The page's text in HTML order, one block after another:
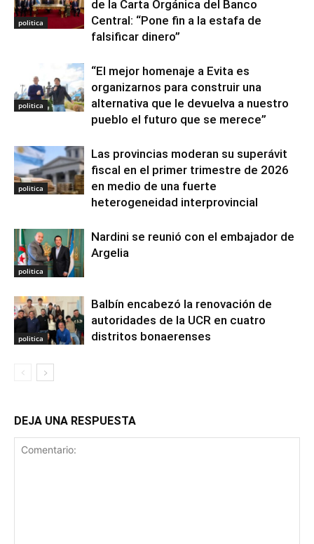
politica
de la Carta Orgánica del Banco
Central: “Pone fin a la estafa de
falsificar dinero”
politica
“El mejor homenaje a Evita es
organizarnos para construir una
alternativa que le devuelva a nuestro
pueblo el futuro que se merece”
politica
Las provincias moderan su superávit
fiscal en el primer trimestre de 2026
en medio de una fuerte
heterogeneidad interprovincial
politica
Nardini se reunió con el embajador de
Argelia
politica
Balbín encabezó la renovación de
autoridades de la UCR en cuatro
distritos bonaerenses
DEJA UNA RESPUESTA